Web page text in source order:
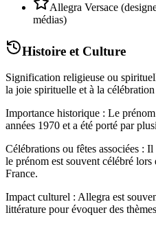
Allegra Versace
médias)
Histoire et Culture
Signification religieuse ou
la joie spirituelle et à la
Importance historique : Le
années 1970 et a été porté par
Célébrations ou fêtes associées :
le prénom est souvent célébré
France.
Impact culturel : Allegra est
littérature pour évoquer des